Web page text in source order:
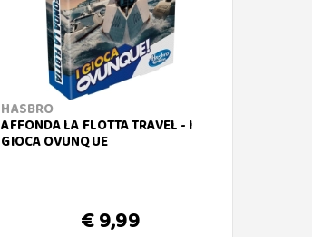
HASBRO
AFFONDA LA FLOTTA TRAVEL - I
GIOCA OVUNQUE
€ 9,99